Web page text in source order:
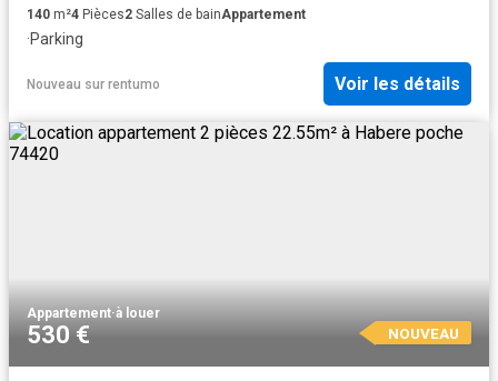
140 m²4 Pièces2 Salles de bainAppartement
·Parking
Nouveau sur rentumo Voir les détails
Appartement·à louer
530 € NOUVEAU